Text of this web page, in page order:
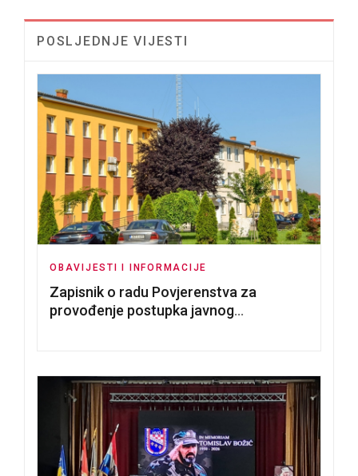
POSLJEDNJE VIJESTI
OBAVIJESTI I INFORMACIJE
Zapisnik o radu Povjerenstva za
provođenje postupka javnog